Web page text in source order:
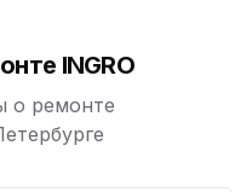
INGRO
о ремонте